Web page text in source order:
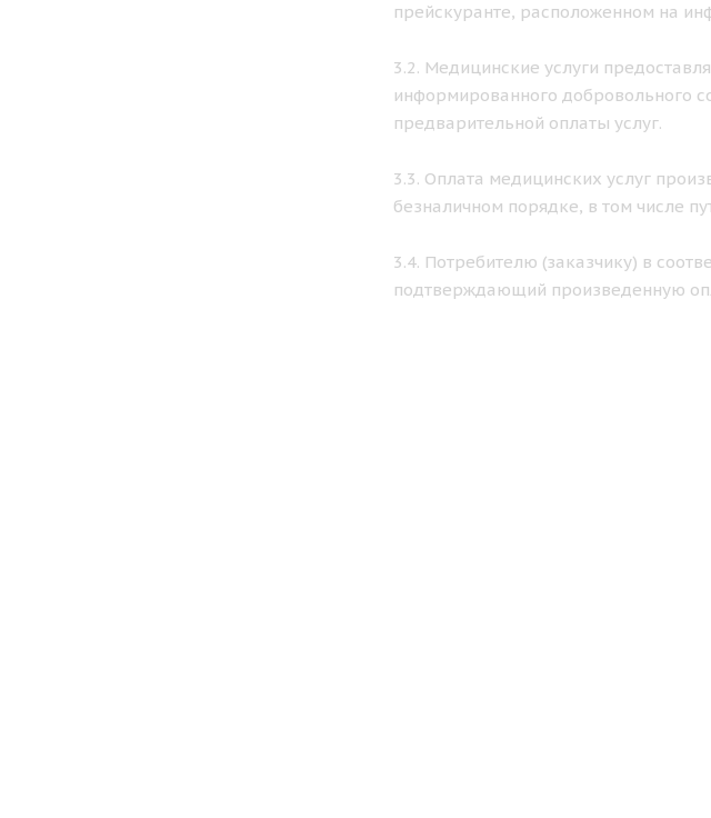
прейскуранте, расположенном на
3.2. Медицинские услуги
информированного добровольного
предварительной оплаты услуг.
3.3. Оплата медицинских услуг
безналичном порядке, в том числе
3.4. Потребителю (заказчику) в
подтверждающий произведенную